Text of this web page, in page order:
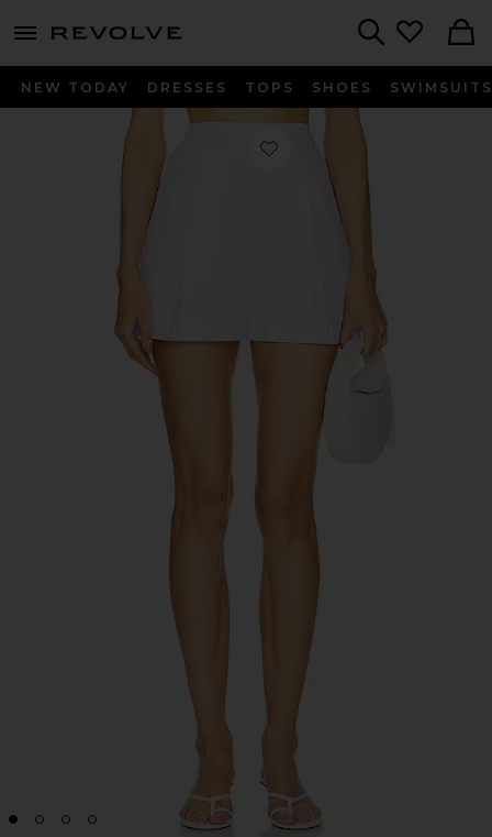
menu - shows more content
NEW TODAY DRESSES TOPS SHOES SWIMSUITS
お気に入り ポプリンプリーツショート